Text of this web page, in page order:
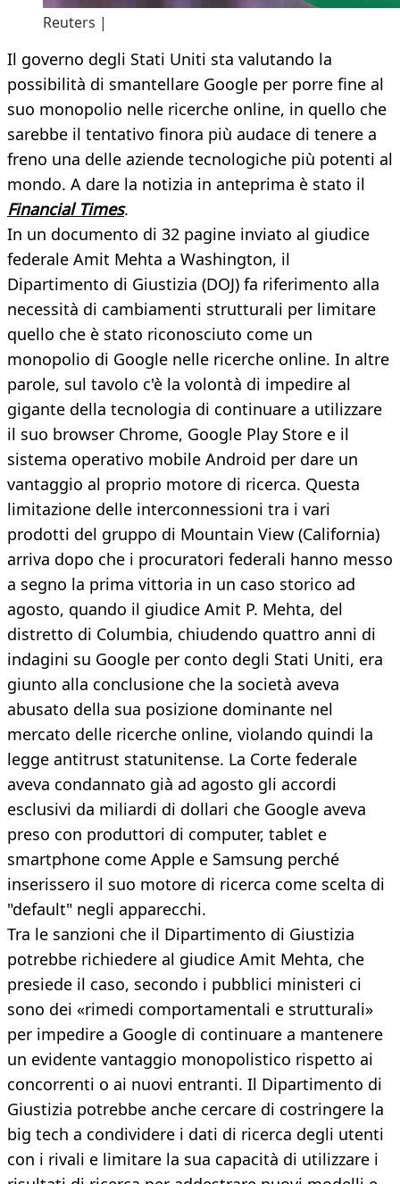
Reuters |
Il governo degli Stati Uniti sta valutando la
possibilità di smantellare Google per porre fine al
suo monopolio nelle ricerche online, in quello che
sarebbe il tentativo finora più audace di tenere a
freno una delle aziende tecnologiche più potenti al
mondo. A dare la notizia in anteprima è stato il
Financial Times.
In un documento di 32 pagine inviato al giudice
federale Amit Mehta a Washington, il
Dipartimento di Giustizia (DOJ) fa riferimento alla
necessità di cambiamenti strutturali per limitare
quello che è stato riconosciuto come un
monopolio di Google nelle ricerche online. In altre
parole, sul tavolo c'è la volontà di impedire al
gigante della tecnologia di continuare a utilizzare
il suo browser Chrome, Google Play Store e il
sistema operativo mobile Android per dare un
vantaggio al proprio motore di ricerca. Questa
limitazione delle interconnessioni tra i vari
prodotti del gruppo di Mountain View (California)
arriva dopo che i procuratori federali hanno messo
a segno la prima vittoria in un caso storico ad
agosto, quando il giudice Amit P. Mehta, del
distretto di Columbia, chiudendo quattro anni di
indagini su Google per conto degli Stati Uniti, era
giunto alla conclusione che la società aveva
abusato della sua posizione dominante nel
mercato delle ricerche online, violando quindi la
legge antitrust statunitense. La Corte federale
aveva condannato già ad agosto gli accordi
esclusivi da miliardi di dollari che Google aveva
preso con produttori di computer, tablet e
smartphone come Apple e Samsung perché
inserissero il suo motore di ricerca come scelta di
"default" negli apparecchi.
Tra le sanzioni che il Dipartimento di Giustizia
potrebbe richiedere al giudice Amit Mehta, che
presiede il caso, secondo i pubblici ministeri ci
sono dei «rimedi comportamentali e strutturali»
per impedire a Google di continuare a mantenere
un evidente vantaggio monopolistico rispetto ai
concorrenti o ai nuovi entranti. Il Dipartimento di
Giustizia potrebbe anche cercare di costringere la
big tech a condividere i dati di ricerca degli utenti
con i rivali e limitare la sua capacità di utilizzare i